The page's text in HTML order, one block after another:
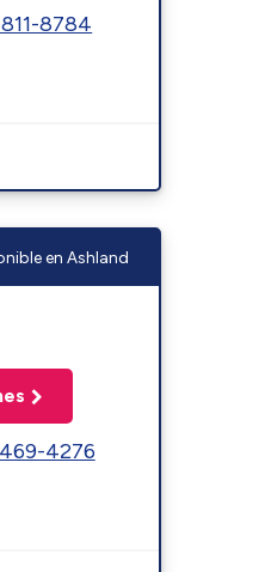
8784
en Ashland
4276